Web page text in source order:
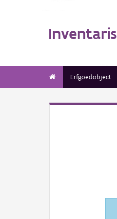
Inventaris
Erfgoedobject